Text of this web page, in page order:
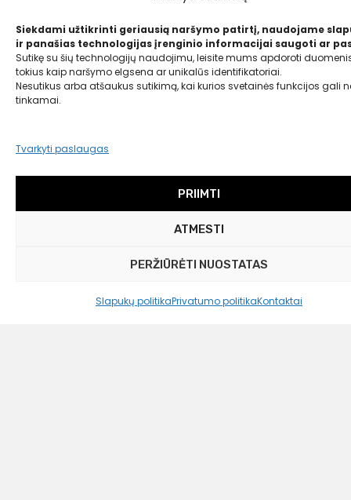
Siekdami užtikrinti geriausią naršymo patirtį, naudojame
ir panašias technologijas įrenginio informacijai saugoti ar
Sutikę su šių technologijų naudojimu, leisite mums apdoroti
tokius kaip naršymo elgsena ar unikalūs identifikatoriai.
Nesutikus arba atšaukus sutikimą, kai kurios svetainės funkcijos gali
tinkamai.
Tvarkyti paslaugas
PRIIMTI
ATMESTI
PERŽIŪRĖTI NUOSTATAS
Slapukų politikaPrivatumo politikaKontaktai